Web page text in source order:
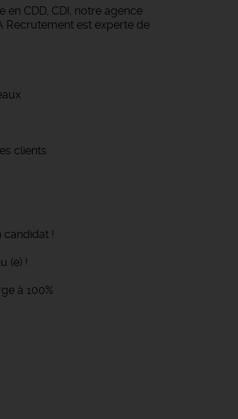
CDD, CDI, notre agence
Recrutement est experte de
clients
candidat !
(e) !
à 100%